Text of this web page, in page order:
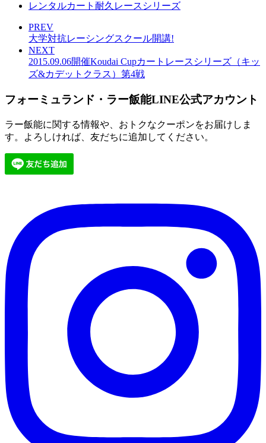
レンタルカート耐久レースシリーズ
PREV
大学対抗レーシングスクール開講!
NEXT
2015.09.06開催Koudai Cupカートレースシリーズ（キッ
ズ&カデットクラス）第4戦
フォーミュランド・ラー飯能LINE公式アカウント
ラー飯能に関する情報や、おトクなクーポンをお届けしま
す。よろしければ、友だちに追加してください。